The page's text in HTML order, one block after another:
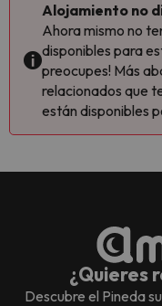
Alojamiento no
Ahora mismo no
disponibles para
preocupes! Más
relacionados que
están disponibles
¿Quieres
Descubre el Pineda